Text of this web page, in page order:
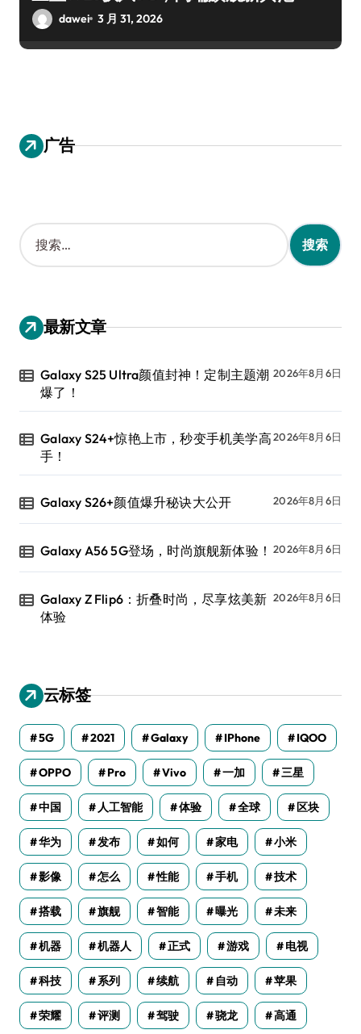
dawei 3 月 31, 2026
广告
搜
索
：
最新文章
Galaxy S25 Ultra颜值封神！定制主题潮
爆了！
2026年8月6日
Galaxy S24+惊艳上市，秒变手机美学高
手！
2026年8月6日
Galaxy S26+颜值爆升秘诀大公开 2026年8月6日
Galaxy A56 5G登场，时尚旗舰新体验！ 2026年8月6日
Galaxy Z Flip6：折叠时尚，尽享炫美新
体验
2026年8月6日
云标签
5G 2021 Galaxy IPhone IQOO
OPPO Pro Vivo 一加 三星
中国 人工智能 体验 全球 区块
华为 发布 如何 家电 小米
影像 怎么 性能 手机 技术
搭载 旗舰 智能 曝光 未来
机器 机器人 正式 游戏 电视
科技 系列 续航 自动 苹果
荣耀 评测 驾驶 骁龙 高通